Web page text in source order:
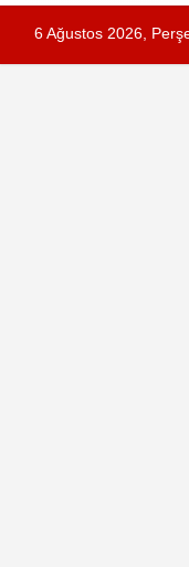
6 Ağustos 2026,